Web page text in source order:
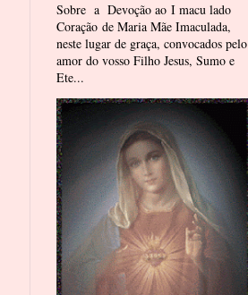
Sobre a Devoção ao I macu lado
Coração de Maria Mãe Imaculada,
neste lugar de graça, convocados pelo
amor do vosso Filho Jesus, Sumo e
Ete...